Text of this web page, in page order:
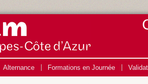
Alternance Formations en Journée